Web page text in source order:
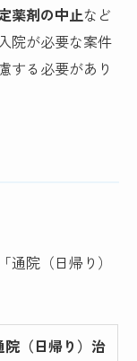
薬剤の中止など
院が必要な案件
する必要があり
院（日帰り）
院（日帰り）治